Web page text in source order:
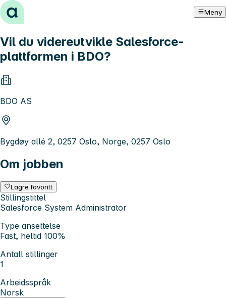
Hopp til innhold Meny
Vil du videreutvikle Salesforce-
plattformen i BDO?
BDO AS
Bygdøy allé 2, 0257 Oslo, Norge, 0257 Oslo
Om jobben
Lagre favoritt
Stillingstittel
Salesforce System Administrator
Type ansettelse
Fast, heltid 100%
Antall stillinger
1
Arbeidsspråk
Norsk